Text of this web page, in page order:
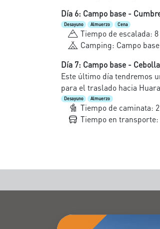
Día 6: Campo base -
Desayuno Almuerzo Cena
Tiempo de escalada:
Camping: Campo
Día 7: Campo base -
Este último día tendremos
para el traslado hacia
Desayuno Almuerzo
Tiempo de caminata:
Tiempo en transporte: